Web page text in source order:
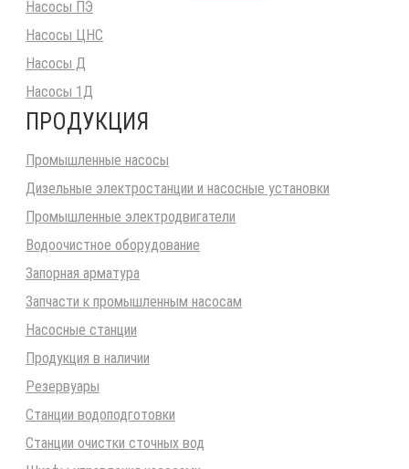
Насосы ПЭ
Насосы ЦНС
Насосы Д
Насосы 1Д
ПРОДУКЦИЯ
Промышленные насосы
Дизельные электростанции и насосные установки
Промышленные электродвигатели
Водоочистное оборудование
Запорная арматура
Запчасти к промышленным насосам
Насосные станции
Продукция в наличии
Резервуары
Станции водоподготовки
Станции очистки сточных вод